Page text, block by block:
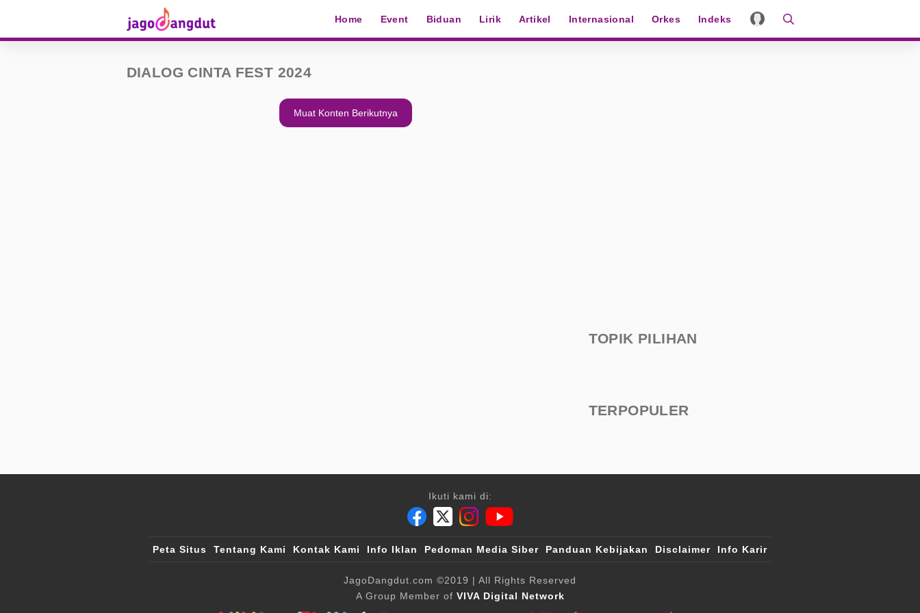
Home Event Biduan Lirik Artikel Internasional Orkes Indeks
DIALOG CINTA FEST 2024
Muat Konten Berikutnya
TOPIK PILIHAN
TERPOPULER
Ikuti kami di:
Peta Situs Tentang Kami Kontak Kami Info Iklan Pedoman Media Siber Panduan Kebijakan Disclaimer Info Karir
JagoDangdut.com ©2019 | All Rights Reserved
A Group Member of VIVA Digital Network